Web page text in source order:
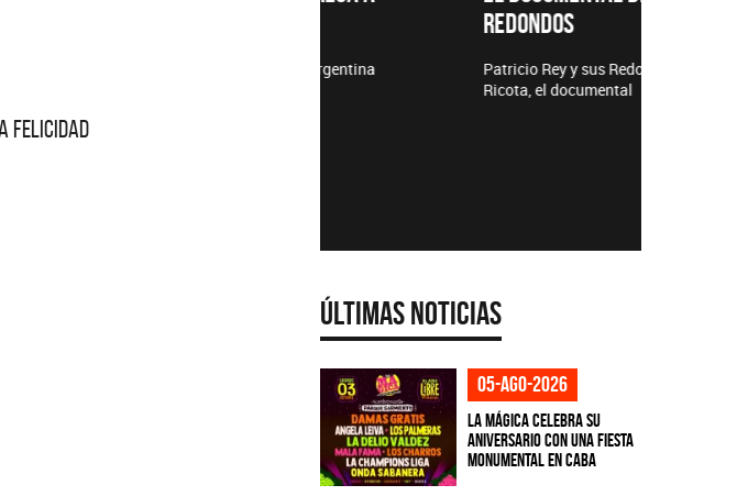
FELICIDAD
Patricio Rey y sus Redonditos de
Ricota, el documental
Últimas Noticias
05-ago-2026
La Mágica celebra su
aniversario con una fiesta
monumental en CABA